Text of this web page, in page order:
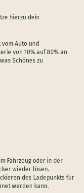
hierzu dein
Auto und
von 10% auf 80% an
Schönes zu
Fahrzeug oder in der
wieder lösen.
des Ladepunkts für
werden kann.